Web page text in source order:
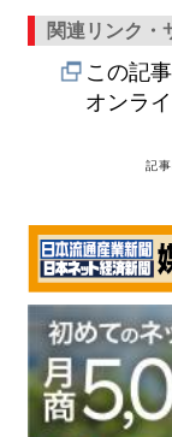
関連リンク・
この記
オンラ
記